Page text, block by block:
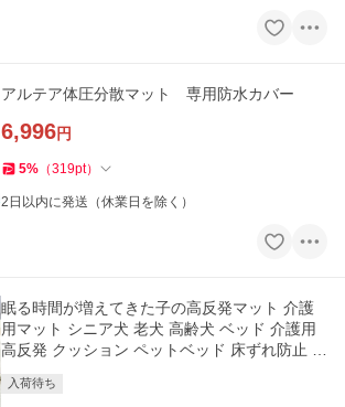
アルテア体圧分散マット 専用防水カバー
6,996円
5% （319pt）
2日以内に発送（休業日を除く）
眠る時間が増えてきた子の高反発マット 介護
用マット シニア犬 老犬 高齢犬 ベッド 介護用
高反発 クッション ペットベッド 床ずれ防止 ペ
入荷待ち